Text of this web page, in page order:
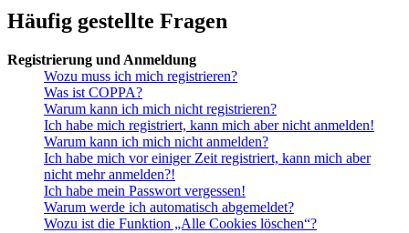
Häufig gestellte Fragen
Registrierung und Anmeldung
Wozu muss ich mich registrieren?
Was ist COPPA?
Warum kann ich mich nicht registrieren?
Ich habe mich registriert, kann mich aber nicht anmelden!
Warum kann ich mich nicht anmelden?
Ich habe mich vor einiger Zeit registriert, kann mich aber
nicht mehr anmelden?!
Ich habe mein Passwort vergessen!
Warum werde ich automatisch abgemeldet?
Wozu ist die Funktion „Alle Cookies löschen“?